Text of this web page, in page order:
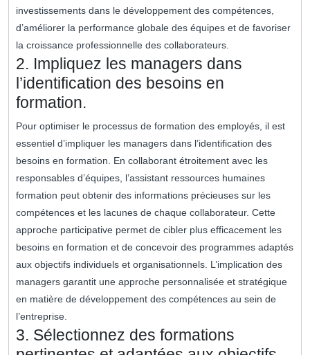
investissements dans le développement des compétences,
d’améliorer la performance globale des équipes et de favoriser
la croissance professionnelle des collaborateurs.
2. Impliquez les managers dans
l’identification des besoins en
formation.
Pour optimiser le processus de formation des employés, il est
essentiel d’impliquer les managers dans l’identification des
besoins en formation. En collaborant étroitement avec les
responsables d’équipes, l’assistant ressources humaines
formation peut obtenir des informations précieuses sur les
compétences et les lacunes de chaque collaborateur. Cette
approche participative permet de cibler plus efficacement les
besoins en formation et de concevoir des programmes adaptés
aux objectifs individuels et organisationnels. L’implication des
managers garantit une approche personnalisée et stratégique
en matière de développement des compétences au sein de
l’entreprise.
3. Sélectionnez des formations